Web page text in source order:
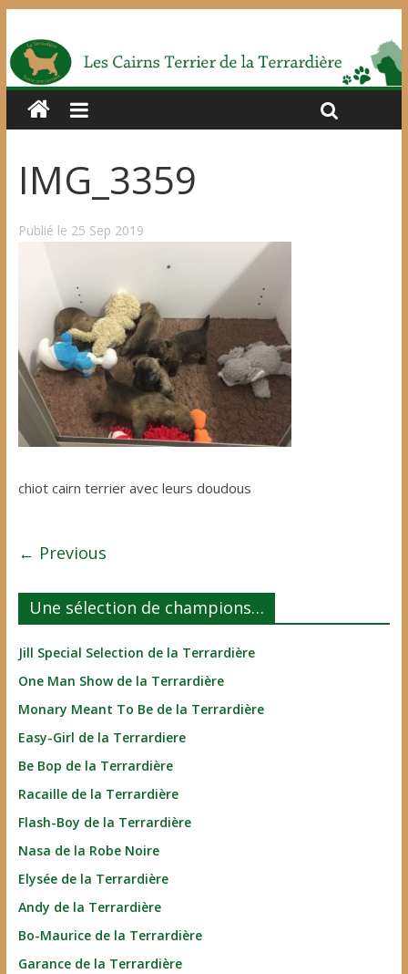
IMG_3359
Publié le 25 Sep 2019
chiot cairn terrier avec leurs doudous
← Previous
Une sélection de champions…
Jill Special Selection de la Terrardière
One Man Show de la Terrardière
Monary Meant To Be de la Terrardière
Easy-Girl de la Terrardiere
Be Bop de la Terrardière
Racaille de la Terrardière
Flash-Boy de la Terrardière
Nasa de la Robe Noire
Elysée de la Terrardière
Andy de la Terrardière
Bo-Maurice de la Terrardière
Garance de la Terrardière